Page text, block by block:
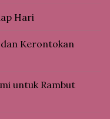
Hari
Kerontokan
untuk Rambut